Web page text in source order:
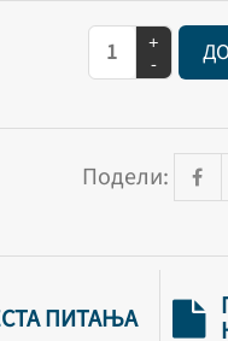
+
-
Подели:
ПИТАЊА